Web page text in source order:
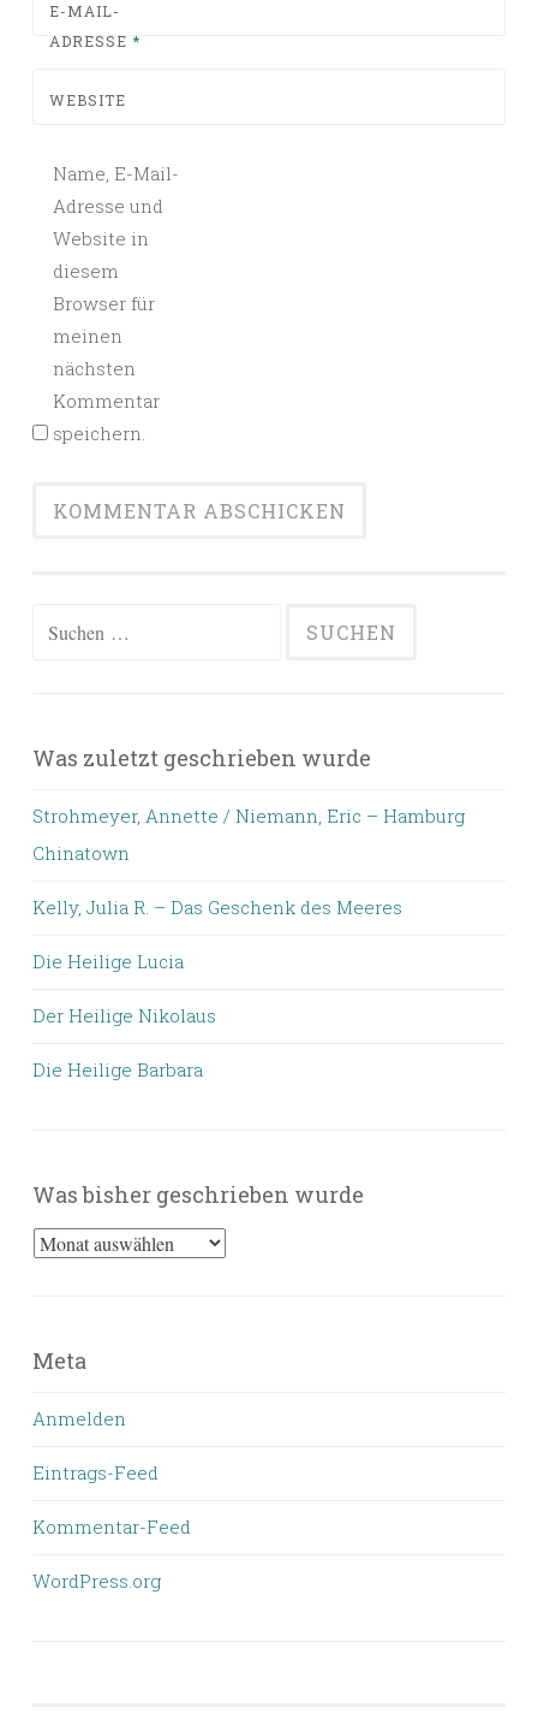
E-MAIL-
ADRESSE *
WEBSITE
Name, E-Mail-
Adresse und
Website in
diesem
Browser für
meinen
nächsten
Kommentar
speichern.
Suchen
Was zuletzt geschrieben wurde
Strohmeyer, Annette / Niemann, Eric – Hamburg
Chinatown
Kelly, Julia R. – Das Geschenk des Meeres
Die Heilige Lucia
Der Heilige Nikolaus
Die Heilige Barbara
Was bisher geschrieben wurde
Was
wurde
Meta
Anmelden
Eintrags-Feed
Kommentar-Feed
WordPress.org